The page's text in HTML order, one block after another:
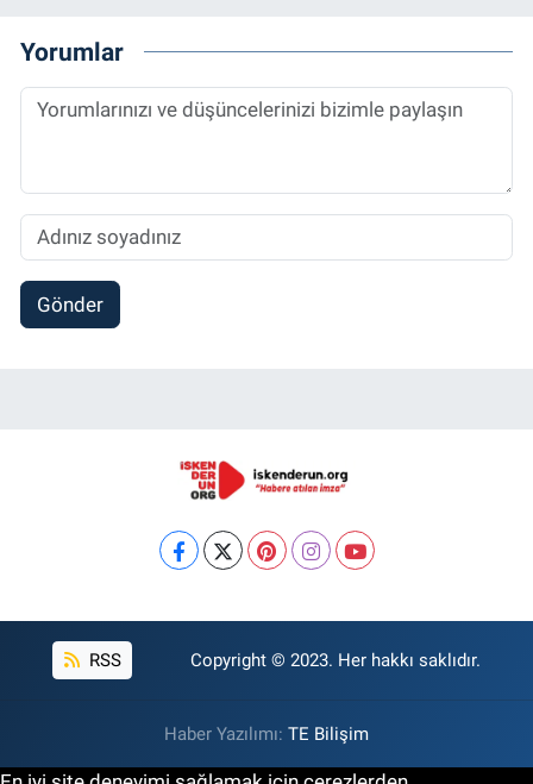
Yorumlar
Gönder
RSS Copyright © 2023. Her hakkı saklıdır.
Haber Yazılımı: TE Bilişim